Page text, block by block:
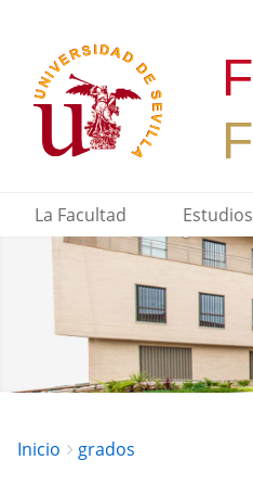
La Facultad Estudios
Breadcrumbs
You
Inicio grados